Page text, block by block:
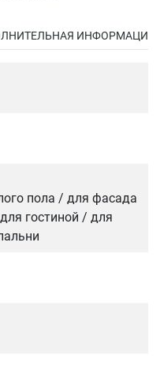
ИНФОРМАЦИЯ
пола / для фасада
гостиной / для